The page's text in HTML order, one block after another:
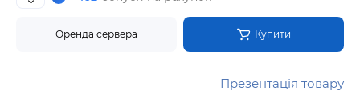
Оренда сервера Купити
Презентація товару